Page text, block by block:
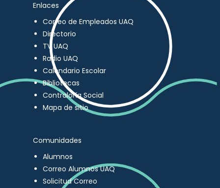
Enlaces
Correo de Empleados UAQ
Directorio
TV UAQ
Radio UAQ
Calendario Escolar
Bibliotecas
Contraloría Social
Mapa de sitio
Comunidades
Alumnos
Correo Alumnos UAQ
Solicitud Correo